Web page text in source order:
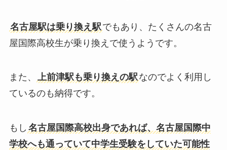
名古屋駅は乗り換え駅 でもあり、たくさんの名古
屋国際高校生が乗り換えで使うようです。
また、 上前津駅も乗り換えの駅なのでよく利用し
ているのも納得です。
もし 名古屋国際高校出身であれば、名古屋国際中
学校へも通っていて中学生受験をしていた可能性